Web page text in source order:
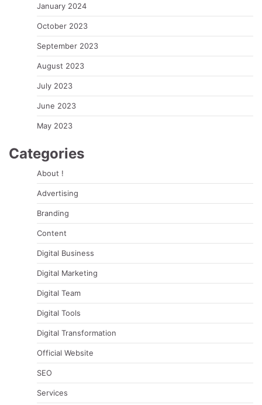
January 2024
October 2023
September 2023
August 2023
July 2023
June 2023
May 2023
Categories
About !
Advertising
Branding
Content
Digital Business
Digital Marketing
Digital Team
Digital Tools
Digital Transformation
Official Website
SEO
Services